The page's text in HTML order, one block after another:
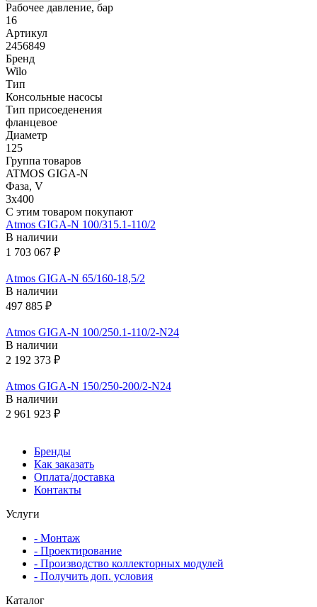
Рабочее давление, бар
16
Артикул
2456849
Бренд
Wilo
Тип
Консольные насосы
Тип присоеденения
фланцевое
Диаметр
125
Группа товаров
ATMOS GIGA-N
Фаза, V
3х400
С этим товаром покупают
Atmos GIGA-N 100/315.1-110/2
В наличии
1 703 067 ₽
Atmos GIGA-N 65/160-18,5/2
В наличии
497 885 ₽
Atmos GIGA-N 100/250.1-110/2-N24
В наличии
2 192 373 ₽
Atmos GIGA-N 150/250-200/2-N24
В наличии
2 961 923 ₽
Бренды
Как заказать
Оплата/доставка
Контакты
Услуги
- Монтаж
- Проектирование
- Производство коллекторных модулей
- Получить доп. условия
Каталог